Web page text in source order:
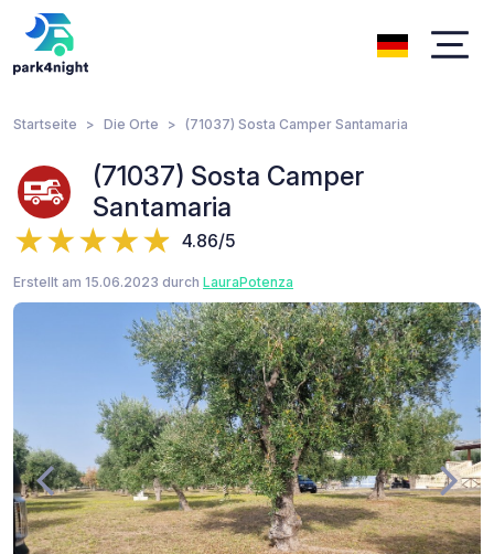
Startseite Die Orte (71037) Sosta Camper Santamaria
(71037) Sosta Camper
Santamaria
4.86/5
Erstellt am 15.06.2023 durch LauraPotenza